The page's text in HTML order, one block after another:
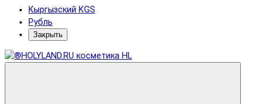
Кыргызский KGS
Рубль
Закрыть